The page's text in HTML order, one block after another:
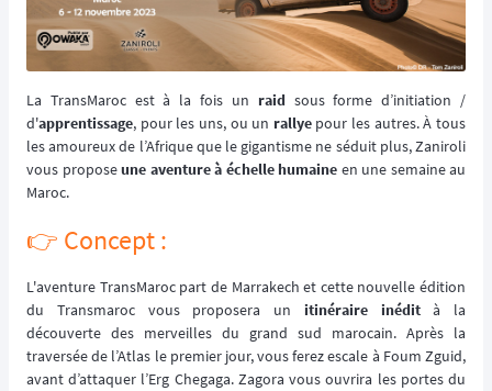
La TransMaroc est à la fois un raid sous forme d’initiation /
d'apprentissage, pour les uns, ou un rallye pour les autres. À tous
les amoureux de l’Afrique que le gigantisme ne séduit plus, Zaniroli
vous proposeune aventure à échelle humaine en une semaine au
Maroc.
👉️ Concept :
L'aventure TransMaroc part de Marrakech et cette nouvelle édition
du Transmaroc vous proposera un itinéraire inédità la
découverte des merveilles du grand sud marocain. Après la
traversée de l’Atlas le premier jour, vous ferez escale à Foum Zguid,
avant d’attaquer l’Erg Chegaga. Zagora vous ouvrira les portes du